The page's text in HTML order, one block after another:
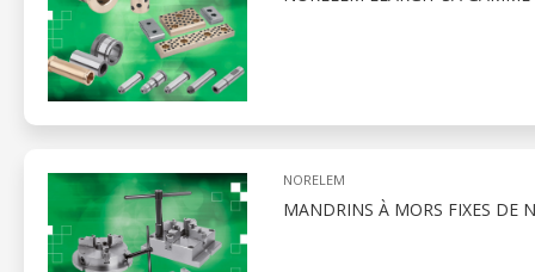
NORELEM
MANDRINS À MORS FIXES DE